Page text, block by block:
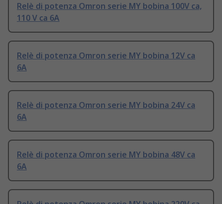
Relè di potenza Omron serie MY bobina 100V ca,
110 V ca 6A
Relè di potenza Omron serie MY bobina 12V ca
6A
Relè di potenza Omron serie MY bobina 24V ca
6A
Relè di potenza Omron serie MY bobina 48V ca
6A